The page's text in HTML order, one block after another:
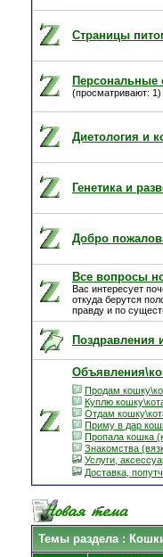
Страницы
Персональные
(просматривают: 1)
Диетология и
Генетика и
Добро
Все вопросы
Вас интересует
откуда берутся
правду и по
Поздравления
Продам
Куплю
Отдам
Приму в дар
Пропала кошка
Знакомства
Услуги,
Доставка,
Темы раздела: